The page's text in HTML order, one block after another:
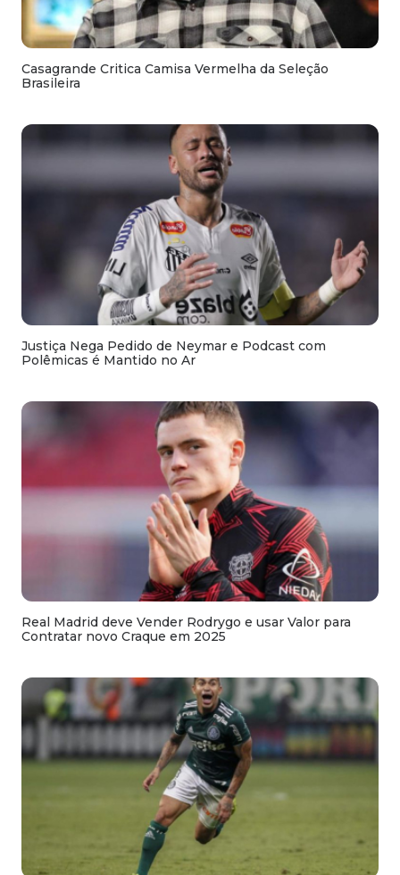
Casagrande Critica Camisa Vermelha da Seleção
Brasileira
Justiça Nega Pedido de Neymar e Podcast com
Polêmicas é Mantido no Ar
Real Madrid deve Vender Rodrygo e usar Valor para
Contratar novo Craque em 2025